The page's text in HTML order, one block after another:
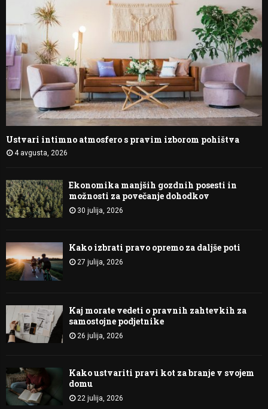
Ustvari intimno atmosfero s pravim izborom pohištva
4 avgusta, 2026
Ekonomika manjših gozdnih posesti in
možnosti za povečanje dohodkov
30 julija, 2026
Kako izbrati pravo opremo za daljše poti
27 julija, 2026
Kaj morate vedeti o pravnih zahtevkih za
samostojne podjetnike
26 julija, 2026
Kako ustvariti pravi kot za branje v svojem
domu
22 julija, 2026